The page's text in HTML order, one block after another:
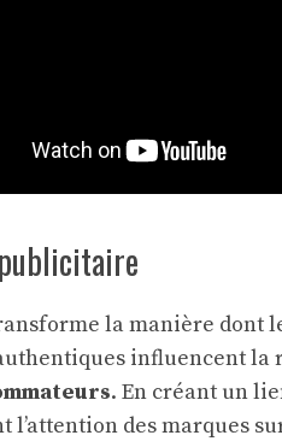
la manière dont
influencent la
. En créant un
l’attention des marques